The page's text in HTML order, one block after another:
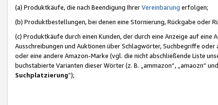
(a) Produktkäufe, die nach Beendigung IhrerVereinbarung erfolgen;
(b) Produktbestellungen, bei denen eine Stornierung, Rückgabe oder
(c) Produktkäufe durch einen Kunden, der durch eine Anzeige auf
Ausschreibungen und Auktionen über Schlagwörter, Suchbegriffe
oder eine andere Amazon-Marke (vgl. die nicht abschließende Liste
buchstabierte Varianten dieser Wörter (z. B. „ammazon“, „amaozn“
Suchplatzierung”);